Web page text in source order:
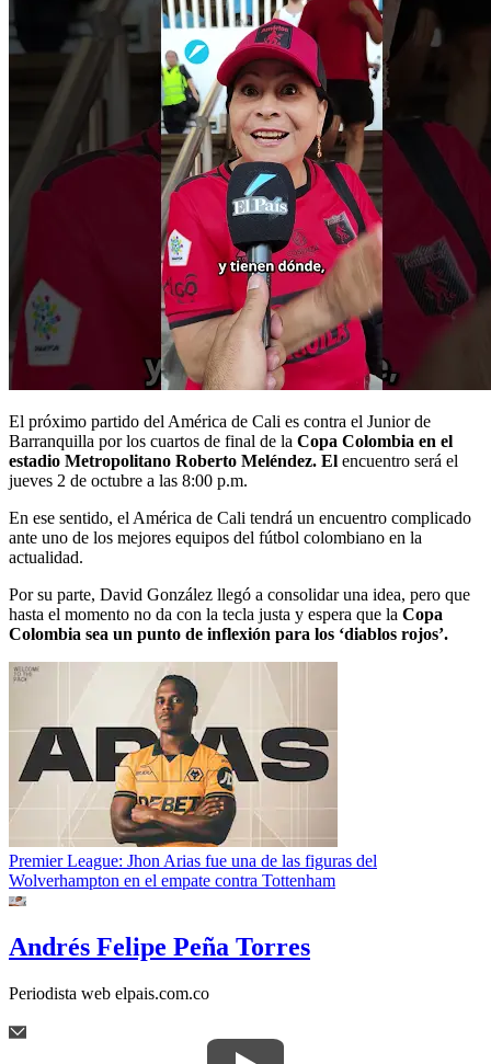
El próximo partido del América de Cali es contra el Junior de
Barranquilla por los cuartos de final de la Copa Colombia en el
estadio Metropolitano Roberto Meléndez. El encuentro será el
jueves 2 de octubre a las 8:00 p.m.
En ese sentido, el América de Cali tendrá un encuentro complicado
ante uno de los mejores equipos del fútbol colombiano en la
actualidad.
Por su parte, David González llegó a consolidar una idea, pero que
hasta el momento no da con la tecla justa y espera que la Copa
Colombia sea un punto de inflexión para los ‘diablos rojos’.
Premier League: Jhon Arias fue una de las figuras del
Wolverhampton en el empate contra Tottenham
Andrés Felipe Peña Torres
Periodista web elpais.com.co